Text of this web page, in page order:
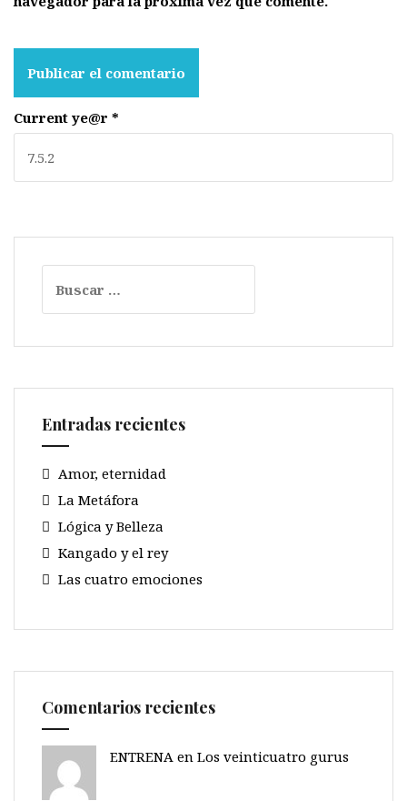
Current ye@r *
Entradas recientes
Amor, eternidad
La Metáfora
Lógica y Belleza
Kangado y el rey
Las cuatro emociones
Comentarios recientes
ENTRENA en Los veinticuatro gurus